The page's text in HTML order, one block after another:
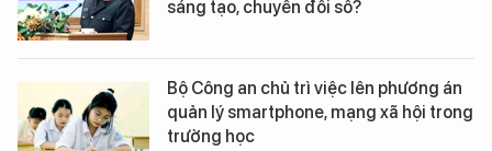
sáng tạo, chuyển đổi số?
Bộ Công an chủ trì việc lên phương án
quản lý smartphone, mạng xã hội trong
trường học